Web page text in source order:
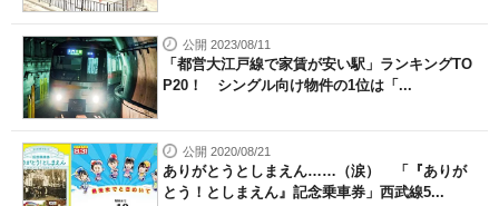
公開 2023/08/11
「都営大江戸線で家賃が安い駅」ランキングTO
P20！ シングル向け物件の1位は「...
公開 2020/08/21
ありがとうとしまえん……（涙） 「『ありが
とう！としまえん』記念乗車券」西武線5...